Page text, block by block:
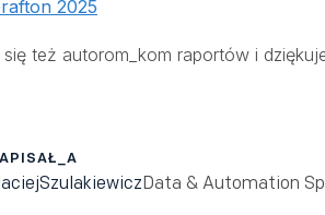
2025
się też autorom_kom raportów i
SzulakiewiczData & Automation